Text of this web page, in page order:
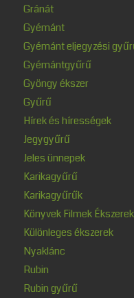
Gránát
Gyémánt
Gyémánt eljegyzési
Gyémántgyűrű
Gyöngy ékszer
Gyűrű
Hírek és hírességek
Jegygyűrű
Jeles ünnepek
Karikagyűrű
Karikagyűrűk
Könyvek Filmek Ékszerek
Különleges ékszerek
Nyaklánc
Rubin
Rubin gyűrű